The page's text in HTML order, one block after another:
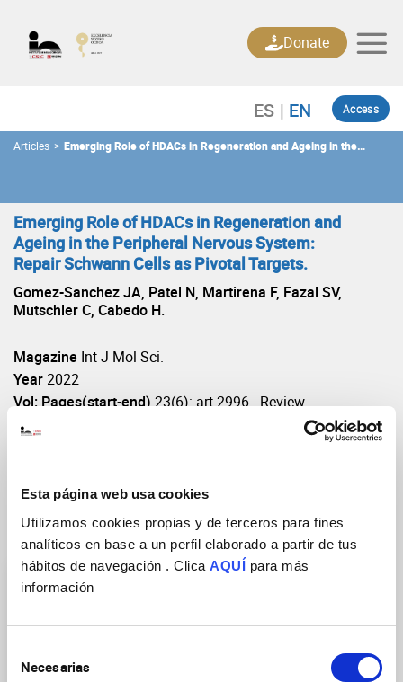
Esta página web usa cookies
Utilizamos cookies propias y de terceros para fines
analíticos en base a un perfil elaborado a partir de tus
hábitos de navegación . Clica AQUÍ para más
información
Necesarias
content
Access
Donate
Articles > Emerging Role of HDACs in Regeneration and Ageing in the
Emerging Role of HDACs in Regeneration and
Ageing in the Peripheral Nervous System:
Repair Schwann Cells as Pivotal Targets.
Gomez-Sanchez JA, Patel N, Martirena F, Fazal SV,
Mutschler C, Cabedo H.
Magazine Int J Mol Sci.
Year2022
Vol: Pages(start-end)23(6): art 2996 - Review
DOI
Research Groups